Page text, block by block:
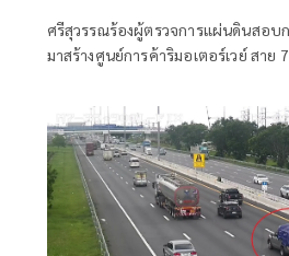
ศรีสุวรรณร้องผู้ตรวจการแผ่นดินสอบ
มาสร้างศูนย์การค้าริมอเตอร์เวย์ สาย